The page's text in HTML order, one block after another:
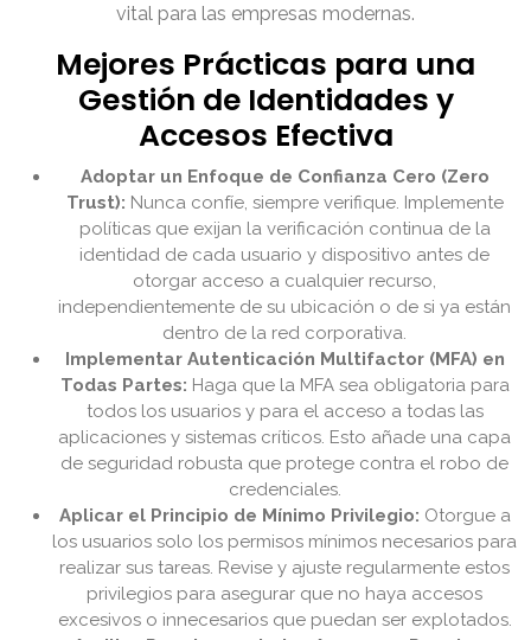
vital para las empresas modernas.
Mejores Prácticas para una
Gestión de Identidades y
Accesos Efectiva
Adoptar un Enfoque de Confianza Cero (Zero
Trust): Nunca confíe, siempre verifique. Implemente
políticas que exijan la verificación continua de la
identidad de cada usuario y dispositivo antes de
otorgar acceso a cualquier recurso,
independientemente de su ubicación o de si ya están
dentro de la red corporativa.
Implementar Autenticación Multifactor (MFA) en
Todas Partes: Haga que la MFA sea obligatoria para
todos los usuarios y para el acceso a todas las
aplicaciones y sistemas críticos. Esto añade una capa
de seguridad robusta que protege contra el robo de
credenciales.
Aplicar el Principio de Mínimo Privilegio: Otorgue a
los usuarios solo los permisos mínimos necesarios para
realizar sus tareas. Revise y ajuste regularmente estos
privilegios para asegurar que no haya accesos
excesivos o innecesarios que puedan ser explotados.